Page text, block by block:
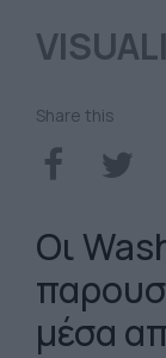
Share this
Οι
μέσα